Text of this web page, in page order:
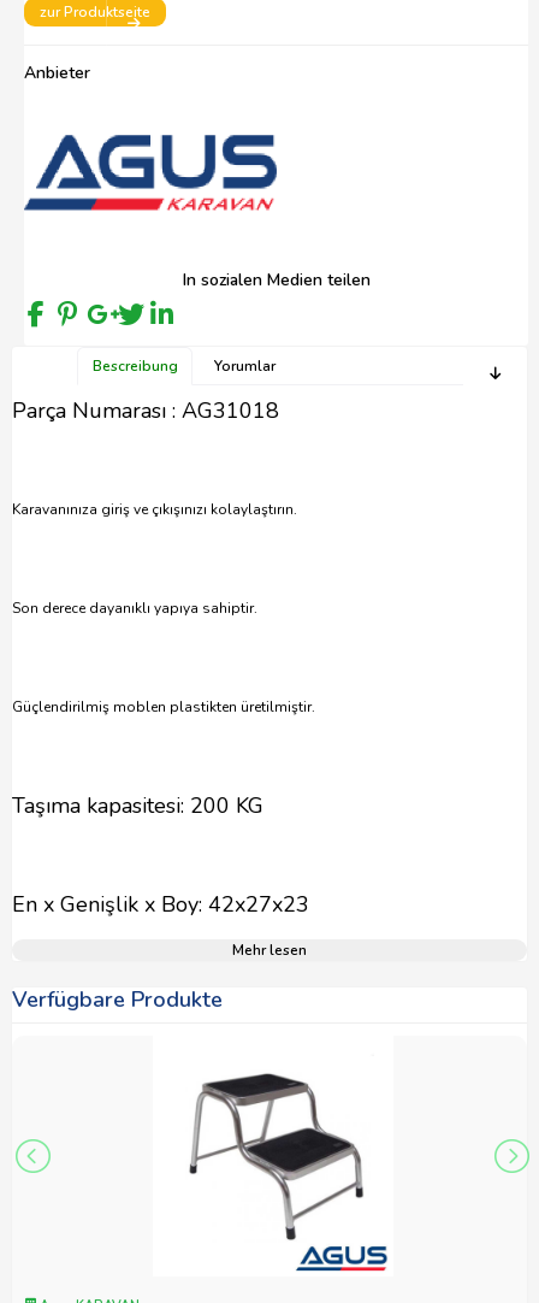
zur Produktseite
Anbieter
In sozialen Medien teilen
Bescreibung Yorumlar
Parça Numarası : AG31018
Karavanınıza giriş ve çıkışınızı kolaylaştırın.
Son derece dayanıklı yapıya sahiptir.
Güçlendirilmiş moblen plastikten üretilmiştir.
Taşıma kapasitesi: 200 KG
En x Genişlik x Boy: 42x27x23
Mehr lesen
Verfügbare Produkte